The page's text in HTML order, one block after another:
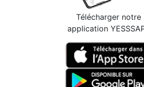
Télécharger notre
application